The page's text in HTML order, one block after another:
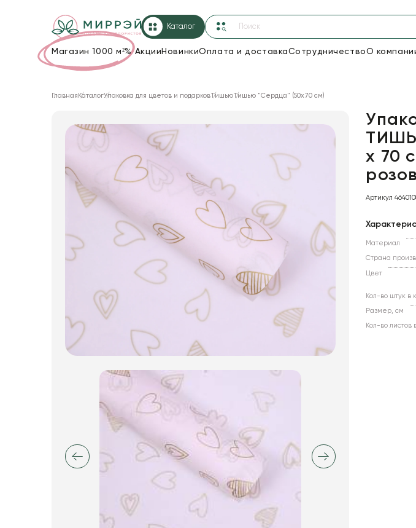
Каталог
Магазин 1000 м²%Акции НовинкиОплата и доставкаСотрудничествоО
19
Корзины и плетеные изделия
Коробки для цветов
Декор для дома
Сухоцветы
Товары для флористов
Пакеты для цветов и подарков
Изделия из металла
Искусственные цветы и растения
Декоративные вазы, кашпо
Главная КаталогУпаковка для цветов и подарковТишьюТишью "Сердца" (50x70 см)
х 70
Артикул
Материал
Страна
Цвет
Кол-во штук в
Размер, см
Кол-во листов